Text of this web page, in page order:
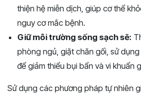
thiện hệ miễn dịch, giúp cơ thể
nguy cơ mắc bệnh.
Giữ môi trường sống sạch sẽ:
phòng ngủ, giặt chăn gối, sử
để giảm thiểu bụi bẩn và vi khuẩn
Sử dụng các phương pháp tự nhiên